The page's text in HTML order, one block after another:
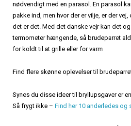
nødvendigt med en parasol. En parasol
pakke ind, men hvor der er vilje, er der
det er det. Med det danske vejr kan det
termometer hængende, så brudeparret
for koldt til at grille eller for varm
Find flere skønne oplevelser til
Synes du disse ideer til bryllupsgaver er
Så frygt ikke – Find her 10 anderledes og